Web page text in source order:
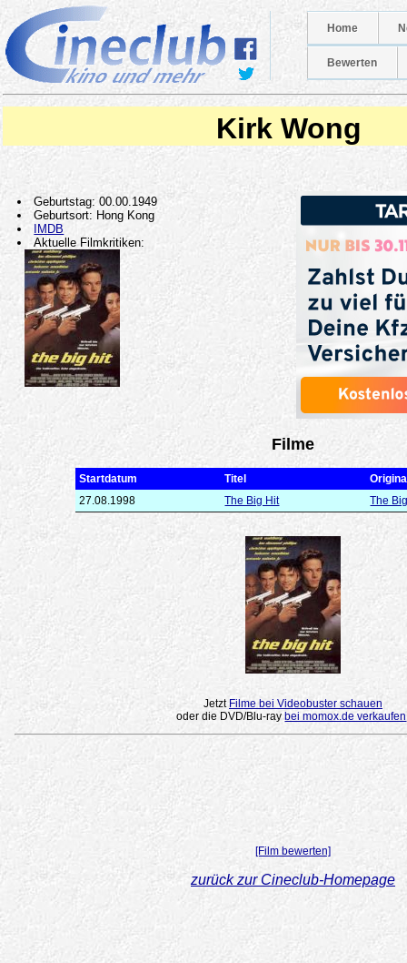
Home
Bewerten
Kirk Wong
Geburtstag: 00.00.1949
Geburtsort: Hong Kong
IMDB
Aktuelle Filmkritiken:
Filme
Startdatum Titel
27.08.1998
The Big Hit The
Jetzt Filme bei Videobuster schauen
oder die DVD/Blu-raybei momox.de verkaufen
[Film bewerten]
zurück zur Cineclub-Homepage